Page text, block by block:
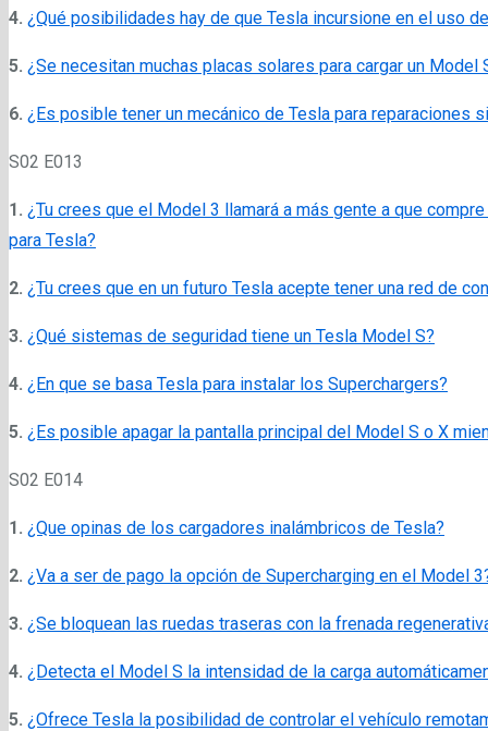
4. ¿Qué posibilidades hay de que Tesla incursione en el uso
5. ¿Se necesitan muchas placas solares para cargar un Model
6. ¿Es posible tener un mecánico de Tesla para reparaciones
S02 E013
1. ¿Tu crees que el Model 3 llamará a más gente a que
para Tesla?
2. ¿Tu crees que en un futuro Tesla acepte tener una red de
3. ¿Qué sistemas de seguridad tiene un Tesla Model S?
4. ¿En que se basa Tesla para instalar los Superchargers?
5. ¿Es posible apagar la pantalla principal del Model S o X
S02 E014
1. ¿Que opinas de los cargadores inalámbricos de Tesla?
2. ¿Va a ser de pago la opción de Supercharging en el Model
3. ¿Se bloquean las ruedas traseras con la frenada
4. ¿Detecta el Model S la intensidad de la carga
5. ¿Ofrece Tesla la posibilidad de controlar el vehículo